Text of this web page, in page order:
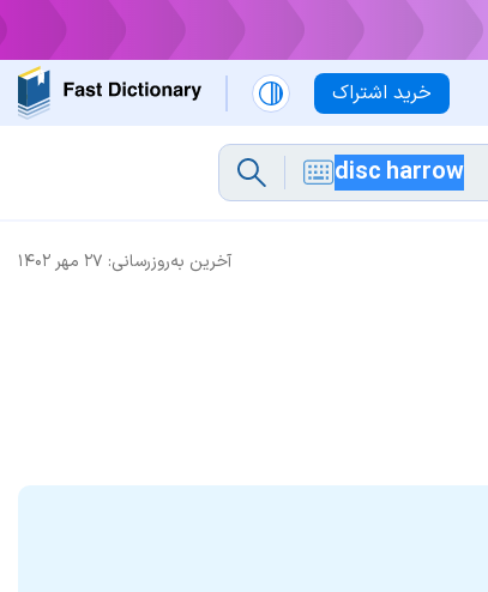
خرید اشتراک
آخرین به‌روزرسانی: ۲۷ مهر ۱۴۰۲